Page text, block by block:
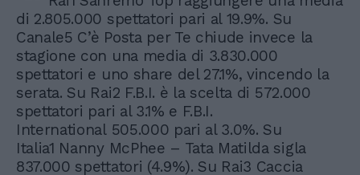
di 2.805.000 spettatori pari al 19.9%. Su
Canale5 C’è Posta per Te chiude invece la
stagione con una media di 3.830.000
spettatori e uno share del 27.1%, vincendo la
serata. Su Rai2 F.B.I. è la scelta di 572.000
spettatori pari al 3.1% e F.B.I.
International 505.000 pari al 3.0%. Su
Italia1 Nanny McPhee – Tata Matilda sigla
837.000 spettatori (4.9%). Su Rai3 Caccia